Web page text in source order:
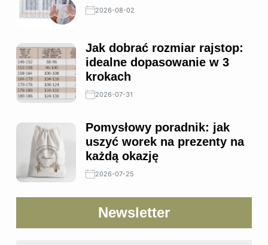
2026-08-02
Jak dobrać rozmiar rajstop:
idealne dopasowanie w 3
krokach
2026-07-31
Pomysłowy poradnik: jak
uszyć worek na prezenty na
każdą okazję
2026-07-25
Newsletter